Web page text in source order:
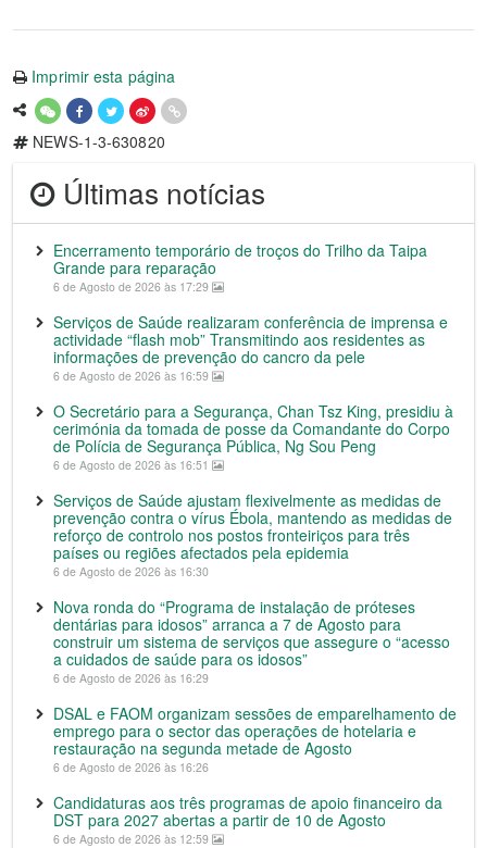
Imprimir esta página
NEWS-1-3-630820
Últimas notícias
Encerramento temporário de troços do Trilho da Taipa
Grande para reparação
6 de Agosto de 2026 às 17:29
Serviços de Saúde realizaram conferência de imprensa e
actividade “flash mob” Transmitindo aos residentes as
informações de prevenção do cancro da pele
6 de Agosto de 2026 às 16:59
O Secretário para a Segurança, Chan Tsz King, presidiu à
cerimónia da tomada de posse da Comandante do Corpo
de Polícia de Segurança Pública, Ng Sou Peng
6 de Agosto de 2026 às 16:51
Serviços de Saúde ajustam flexivelmente as medidas de
prevenção contra o vírus Ébola, mantendo as medidas de
reforço de controlo nos postos fronteiriços para três
países ou regiões afectados pela epidemia
6 de Agosto de 2026 às 16:30
Nova ronda do “Programa de instalação de próteses
dentárias para idosos” arranca a 7 de Agosto para
construir um sistema de serviços que assegure o “acesso
a cuidados de saúde para os idosos”
6 de Agosto de 2026 às 16:29
DSAL e FAOM organizam sessões de emparelhamento de
emprego para o sector das operações de hotelaria e
restauração na segunda metade de Agosto
6 de Agosto de 2026 às 16:26
Candidaturas aos três programas de apoio financeiro da
DST para 2027 abertas a partir de 10 de Agosto
6 de Agosto de 2026 às 12:59